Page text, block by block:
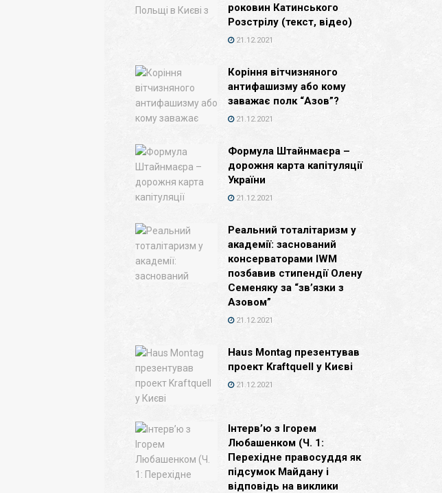
роковин Катинського
Розстрілу (текст, відео)
21.12.2021
Коріння вітчизняного
антифашизму або кому
заважає полк “Азов”?
21.12.2021
Формула Штайнмаєра –
дорожня карта капітуляції
України
21.12.2021
Реальний тоталітаризм у
академії: заснований
консерваторами IWM
позбавив стипендії Олену
Семеняку за “зв’язки з
Азовом”
21.12.2021
Haus Montag презентував
проект Kraftquell у Києві
21.12.2021
Інтерв’ю з Ігорем
Любашенком (Ч. 1:
Перехідне правосуддя як
підсумок Майдану і
відповідь на виклики